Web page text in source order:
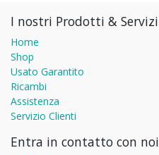
I nostri Prodotti & Servizi
Home
Shop
Usato Garantito
Ricambi
Assistenza
Servizio Clienti
Entra in contatto con noi